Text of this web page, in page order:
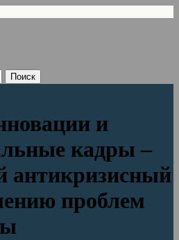
и
кадры –
антикризисный
проблем